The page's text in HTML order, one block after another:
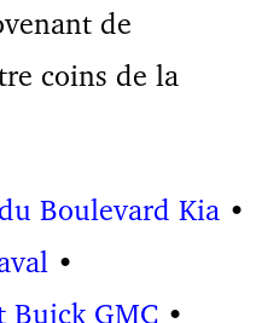
de
coins de la
Boulevard Kia •
•
Buick GMC•